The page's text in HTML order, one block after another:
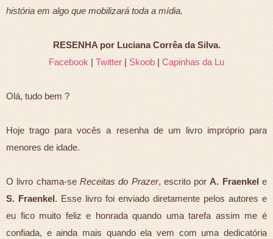
história em algo que mobilizará toda a mídia.
RESENHA por Luciana Corrêa da Silva.
Facebook|Twitter |Skoob|Capinhas da Lu
Olá, tudo bem ?
Hoje trago para vocês a resenha de um livro impróprio para
menores de idade.
O livro chama-seReceitas do Prazer, escrito porA. Fraenkele
S. Fraenkel. Esse livro foi enviado diretamente pelos autores e
eu fico muito feliz e honrada quando uma tarefa assim me é
confiada, e ainda mais quando ela vem com uma dedicatória